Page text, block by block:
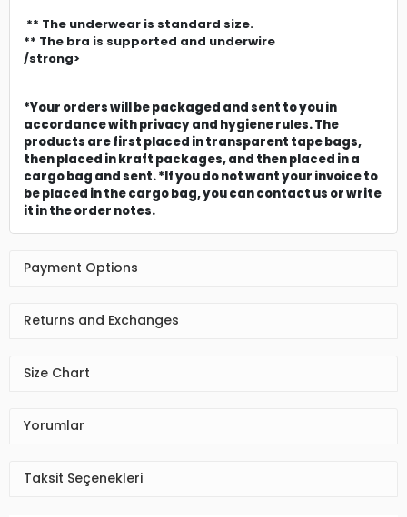
** The underwear is standard size.
** The bra is supported and underwire
/strong>
*Your orders will be packaged and sent to you in
accordance with privacy and hygiene rules. The
products are first placed in transparent tape bags,
then placed in kraft packages, and then placed in a
cargo bag and sent. *If you do not want your invoice to
be placed in the cargo bag, you can contact us or write
it in the order notes.
Payment Options
Returns and Exchanges
Size Chart
Yorumlar
Taksit Seçenekleri